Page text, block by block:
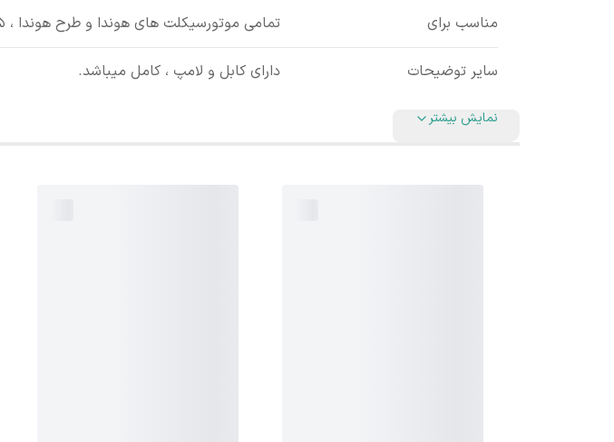
مناسب برای تمامی موتورسیکلت های هوندا و طرح هوندا ، ۱۲۵ ۱۵۰ ۲۰۰
سایر توضیحات دارای کابل و لامپ ، کامل میباشد.
نمایش بیشتر